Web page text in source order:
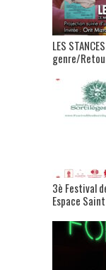
LES
genre/
3è Festival
Espace